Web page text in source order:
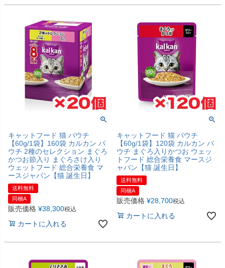
キャットフード 猫 パウチ
【60g/1袋】160袋 カルカン パ
ウチ 2種のセレクション まぐろ
かつお節入り まぐろさけ入り
ウェットフード 総合栄養食 マ
ースジャパン【猫 誕生日】
送料無料
同梱A
販売価格 ¥38,300税込
カートに入れる
キャットフード 猫 パウチ
【60g/1袋】120袋 カルカン パ
ウチ まぐろ入りかつお ウェッ
トフード 総合栄養食 マースジ
ャパン【猫 誕生日】
送料無料
同梱A
販売価格 ¥28,700税込
カートに入れる